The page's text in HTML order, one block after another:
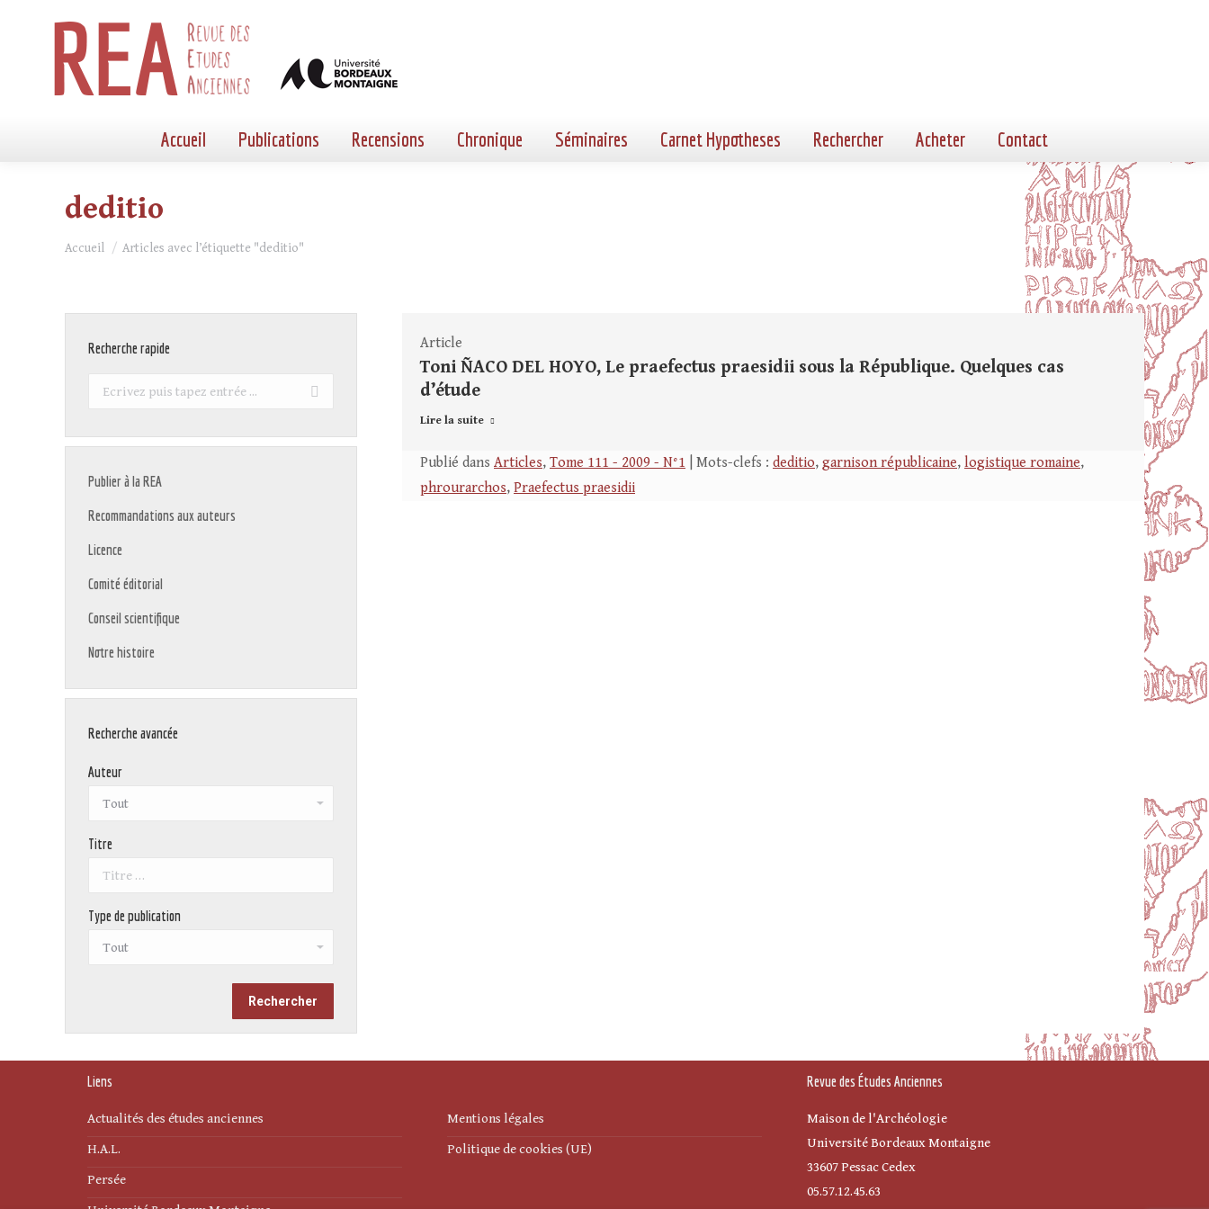
Accueil Publications Recensions Chronique Séminaires Carnet Hypotheses Rechercher Acheter Contact
deditio
Vous êtes ici :
Accueil Articles avec l’étiquette "deditio"
Article
Toni ÑACO DEL HOYO, Le praefectus praesidii sous la République. Quelques cas
d’étude
Lire la suite
Publié dans Articles, Tome 111 - 2009 - N°1 | Mots-clefs : deditio, garnison républicaine, logistique romaine,
phrourarchos, Praefectus praesidii
Recherche rapide
Recherche
Publier à la REA
Recommandations aux auteurs
Licence
Comité éditorial
Conseil scientifique
Notre histoire
Recherche avancée
Auteur
Titre
Type de publication
Liens
Actualités des études anciennes
H.A.L.
Persée
Mentions légales
Politique de cookies (UE)
Revue des Études Anciennes
Maison de l'Archéologie
Université Bordeaux Montaigne
33607 Pessac Cedex
05.57.12.45.63